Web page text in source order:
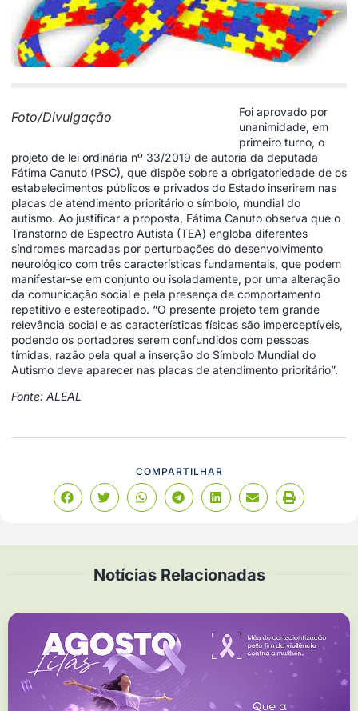
Foto/Divulgação
Foi aprovado por
unanimidade, em
primeiro turno, o
projeto de lei ordinária nº 33/2019 de autoria da deputada
Fátima Canuto (PSC), que dispõe sobre a obrigatoriedade de os
estabelecimentos públicos e privados do Estado inserirem nas
placas de atendimento prioritário o símbolo, mundial do
autismo. Ao justificar a proposta, Fátima Canuto observa que o
Transtorno de Espectro Autista (TEA) engloba diferentes
síndromes marcadas por perturbações do desenvolvimento
neurológico com três características fundamentais, que podem
manifestar-se em conjunto ou isoladamente, por uma alteração
da comunicação social e pela presença de comportamento
repetitivo e estereotipado. “O presente projeto tem grande
relevância social e as características físicas são imperceptíveis,
podendo os portadores serem confundidos com pessoas
tímidas, razão pela qual a inserção do Símbolo Mundial do
Autismo deve aparecer nas placas de atendimento prioritário”.
Fonte: ALEAL
COMPARTILHAR
Notícias Relacionadas